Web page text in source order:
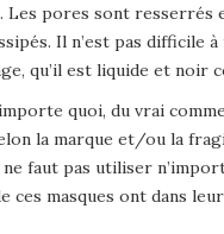
pores sont resserrés
Il n’est pas difficile
qu’il est liquide et noir
quoi, du vrai
la marque et/ou la
faut pas utiliser
ces masques ont dans